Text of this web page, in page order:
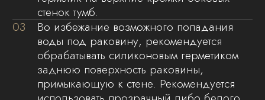
Благодаря нашим высоким стандартам
упаковки, вы можете быть уверены, что ваша
без повреждений и дефектов. Мы стремимся
к тому, чтобы каждый клиент получил
продукцию в первозданном виде, что
подтверждает нашу репутацию надежного
партнера и производителя.